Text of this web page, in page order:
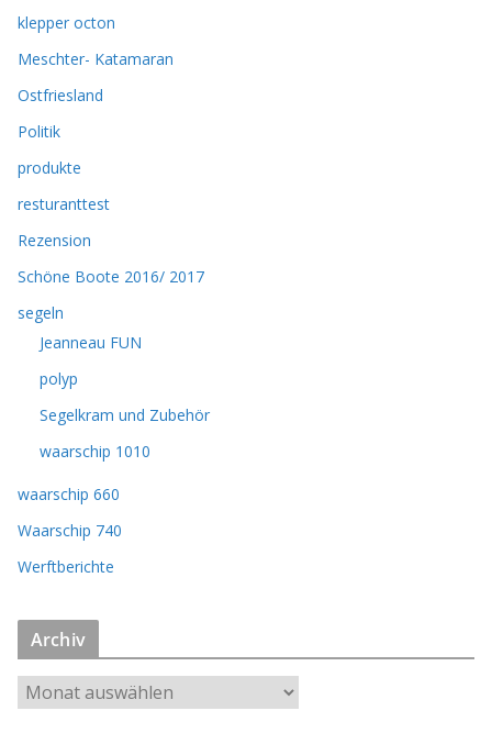
klepper octon
Meschter- Katamaran
Ostfriesland
Politik
produkte
resturanttest
Rezension
Schöne Boote 2016/ 2017
segeln
Jeanneau FUN
polyp
Segelkram und Zubehör
waarschip 1010
waarschip 660
Waarschip 740
Werftberichte
Archiv
r